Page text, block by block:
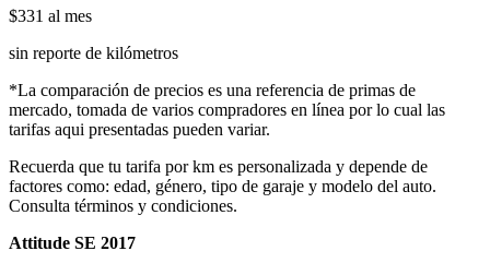
$331 al mes
sin reporte de kilómetros
*La comparación de precios es una referencia de primas de
mercado, tomada de varios compradores en línea por lo cual las
tarifas aqui presentadas pueden variar.
Recuerda que tu tarifa por km es personalizada y depende de
factores como: edad, género, tipo de garaje y modelo del auto.
Consulta términos y condiciones.
Attitude SE 2017